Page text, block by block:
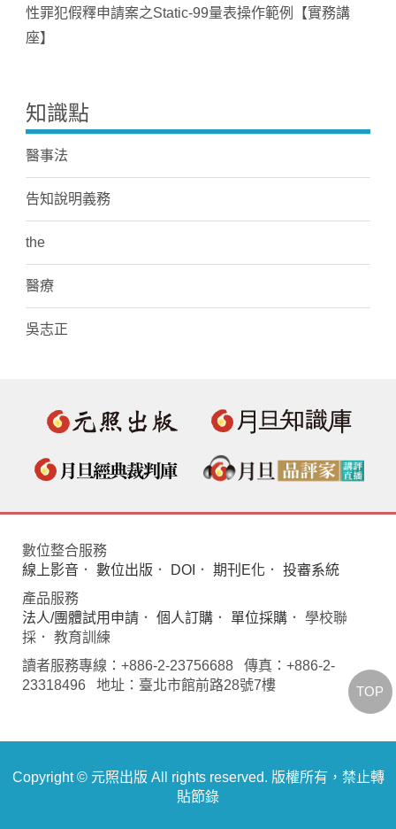
性罪犯假釋申請案之Static-99量表操作範例【實務講
座】
知識點
醫事法
告知說明義務
the
醫療
吳志正
數位整合服務
線上影音 ． 數位出版 ． DOI ． 期刊E化 ． 投審系統
產品服務
法人/團體試用申請 ． 個人訂購 ． 單位採購 ． 學校聯
採． 教育訓練
讀者服務專線：+886-2-23756688 傳真：+886-2-
23318496 地址：臺北市館前路28號7樓
Copyright © 元照出版 All rights reserved. 版權所有，禁止轉
貼節錄
TOP